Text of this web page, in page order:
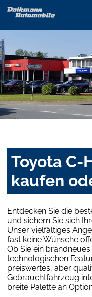
Toyota C-
kaufen
Entdecken Sie die
und sichern Sie sich
Unser vielfältiges
fast keine Wünsche
Ob Sie ein
technologischen
preiswertes, aber
Gebrauchtfahrzeug
breite Palette an